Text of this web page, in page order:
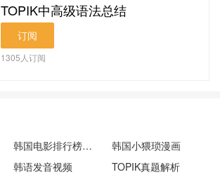
TOPIK中高级语法总结
订阅
1305 人订阅
韩国电影排行榜前十名
韩国小猥琐漫画
韩语发音视频
TOPIK真题解析